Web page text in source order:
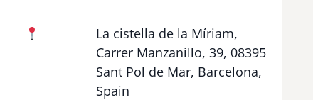
La cistella de la Míriam,
Carrer Manzanillo, 39, 08395
Sant Pol de Mar, Barcelona,
Spain